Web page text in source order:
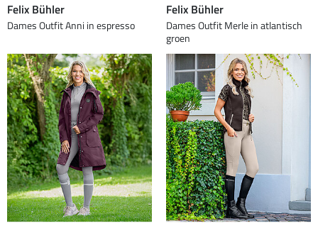
Felix Bühler
Dames Outfit Anni in espresso
Felix Bühler
Dames Outfit Merle in atlantisch
groen